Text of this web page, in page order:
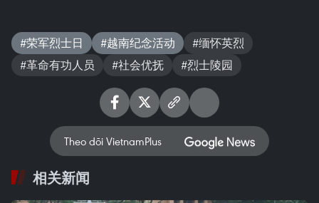
#荣军烈士日 #越南纪念活动
#缅怀英烈
#革命有功人员
#社会优抚 #烈士陵园
Theo dõi VietnamPlus
相关新闻